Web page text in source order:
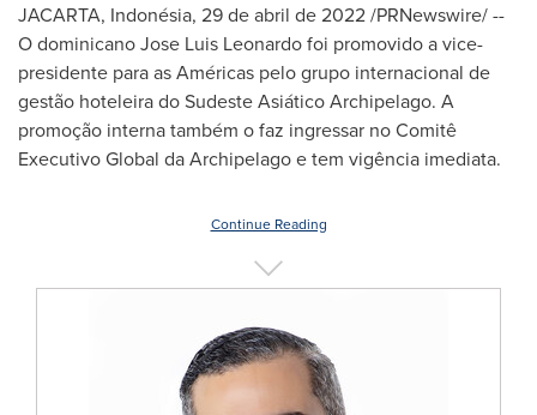
JACARTA, Indonésia, 29 de abril de 2022/PRNewswire/ --
O dominicanoJose Luis Leonardofoi promovido a vice-
presidente para as Américas pelo grupo internacional de
gestão hoteleira do Sudeste Asiático Archipelago. A
promoção interna também o faz ingressar no Comitê
Executivo Global da Archipelago e tem vigência imediata.
Continue Reading